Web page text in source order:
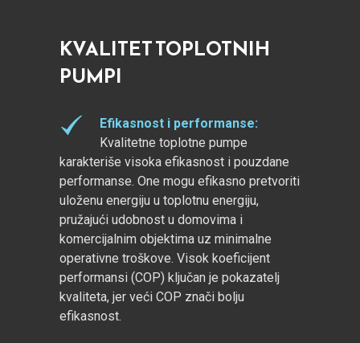
KVALITET TOPLOTNIH
PUMPI
Efikasnost i performanse:
Kvalitetne toplotne pumpe
karakteriše visoka efikasnost i pouzdane
performanse. One mogu efikasno pretvoriti
uloženu energiju u toplotnu energiju,
pružajući udobnost u domovima i
komercijalnim objektima uz minimalne
operativne troškove. Visok koeficijent
performansi (COP) ključan je pokazatelj
kvaliteta, jer veći COP znači bolju
efikasnost.